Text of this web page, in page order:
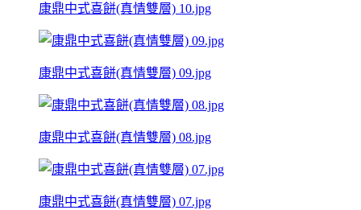
康鼎中式喜餅(真情雙層) 10.jpg
康鼎中式喜餅(真情雙層) 09.jpg
康鼎中式喜餅(真情雙層) 08.jpg
康鼎中式喜餅(真情雙層) 07.jpg